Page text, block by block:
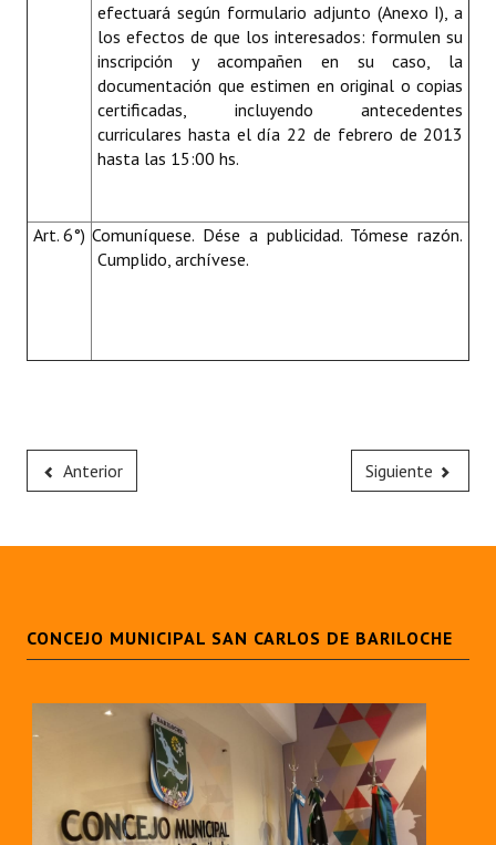
efectuará según formulario adjunto (Anexo I), a
los efectos de que los interesados: formulen su
inscripción y acompañen en su caso, la
documentación que estimen en original o copias
certificadas, incluyendo antecedentes
curriculares hasta el día 22 de febrero de 2013
hasta las 15:00 hs.
Art. 6°) Comuníquese. Dése a publicidad. Tómese razón.
Cumplido, archívese.
Anterior Siguiente
CONCEJO MUNICIPAL SAN CARLOS DE BARILOCHE